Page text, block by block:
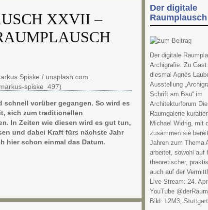
XXVII –
schnell vorüber gegangen. So wird es
sich zum traditionellen
In Zeiten wie diesen wird es gut tun,
und dabei Kraft fürs nächste Jahr
hier schon einmal das Datum.
Der digitale
Raumplausch
Der digitale
Archigrafie. Zu Gast
diesmal Agnès
Ausstellung
Schrift am Bau“ im
Architekturforum Die
Raumgalerie
Michael Widrig, mit
zusammen sie
Jahren zum Thema
arbeitet, sowohl auf
theoretischer,
auch auf der
Live-Stream: 24.
YouTube
Bild: L2M3, Stuttgart